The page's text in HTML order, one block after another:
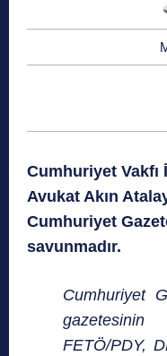
Cumhuriyet Vakfı
Avukat Akın
Cumhuriyet
savunmadır.
Cumhuriyet
gazetesinin
FETÖ/PDY,